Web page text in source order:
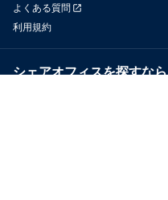
よくある質問
利用規約
シェアオフィスを探すなら